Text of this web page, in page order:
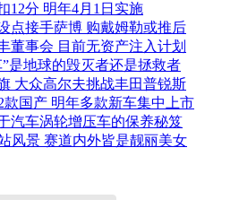
12分 明年4月1日实施
点接手萨博 购戴姆勒或推后
董事会 目前无资产注入计划
是地球的毁灭者还是拯救者
大众高尔夫挑战丰田普锐斯
款国产 明年多款新车集中上市
汽车涡轮增压车的保养秘笈
风景 赛道内外皆是靓丽美女